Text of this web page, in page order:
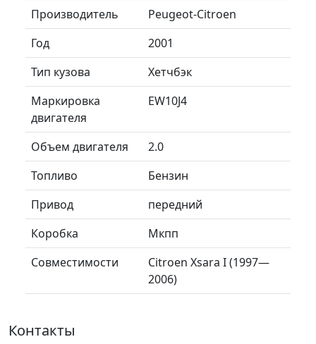
Производитель
Peugeot-Citroen
Год
2001
Тип кузова
Хетчбэк
Маркировка
двигателя
EW10J4
Объем двигателя
2.0
Топливо
Бензин
Привод
передний
Коробка
Мкпп
Совместимости
Citroen Xsara I (1997—
2006)
Контакты